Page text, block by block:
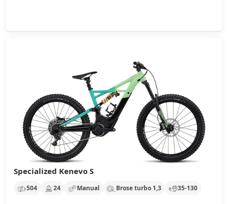
Specialized Kenevo S
504 24 Manual Brose turbo 1,3 35-130